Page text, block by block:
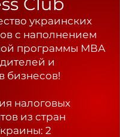
украинских
с наполнением
программы МВА
и
бизнесов!
налоговых
из стран
2